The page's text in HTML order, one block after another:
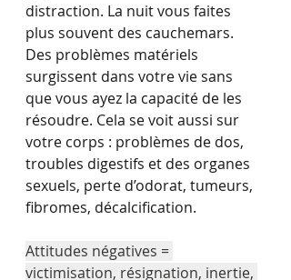
distraction. La nuit vous faites
plus souvent des cauchemars.
Des problèmes matériels
surgissent dans votre vie sans
que vous ayez la capacité de les
résoudre. Cela se voit aussi sur
votre corps : problèmes de dos,
troubles digestifs et des organes
sexuels, perte d’odorat, tumeurs,
fibromes, décalcification.
Attitudes négatives =
victimisation, résignation, inertie,